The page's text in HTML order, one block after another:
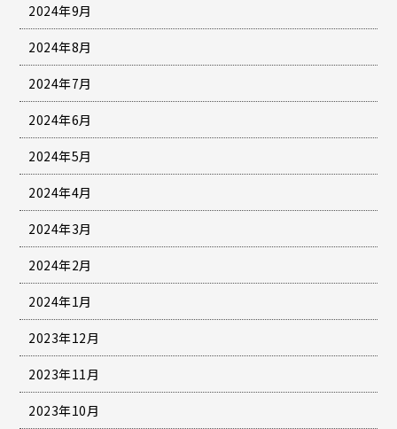
2024年9月
2024年8月
2024年7月
2024年6月
2024年5月
2024年4月
2024年3月
2024年2月
2024年1月
2023年12月
2023年11月
2023年10月